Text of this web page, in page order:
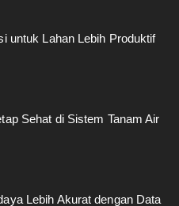
untuk Lahan Lebih Produktif
Sehat di Sistem Tanam Air
Lebih Akurat dengan Data